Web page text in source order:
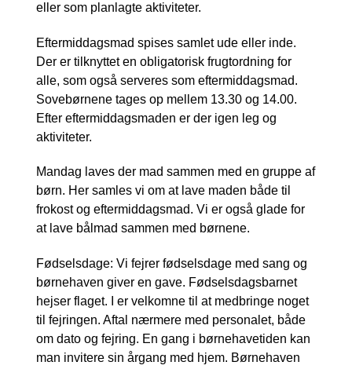
eller som planlagte aktiviteter.
Eftermiddagsmad spises samlet ude eller inde.
Der er tilknyttet en obligatorisk frugtordning for
alle, som også serveres som eftermiddagsmad.
Sovebørnene tages op mellem 13.30 og 14.00.
Efter eftermiddagsmaden er der igen leg og
aktiviteter.
Mandag laves der mad sammen med en gruppe af
børn. Her samles vi om at lave maden både til
frokost og eftermiddagsmad. Vi er også glade for
at lave bålmad sammen med børnene.
Fødselsdage: Vi fejrer fødselsdage med sang og
børnehaven giver en gave. Fødselsdagsbarnet
hejser flaget. I er velkomne til at medbringe noget
til fejringen. Aftal nærmere med personalet, både
om dato og fejring. En gang i børnehavetiden kan
man invitere sin årgang med hjem. Børnehaven